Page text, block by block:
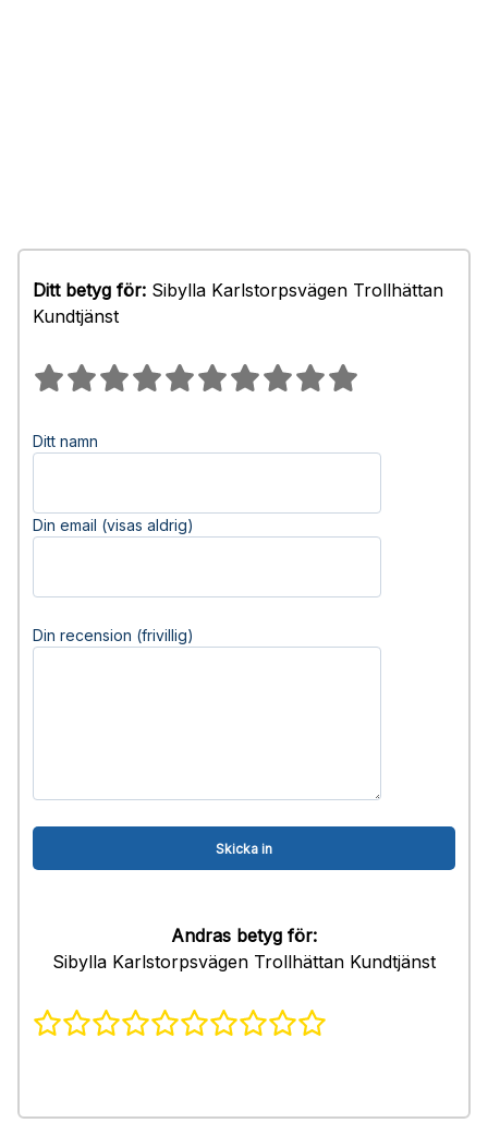
Ditt betyg för: Sibylla Karlstorpsvägen Trollhättan
Kundtjänst
Ditt namn
Din email (visas aldrig)
Din recension (frivillig)
Andras betyg för:
Sibylla Karlstorpsvägen Trollhättan Kundtjänst